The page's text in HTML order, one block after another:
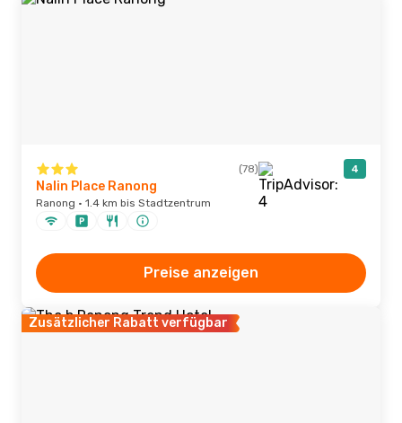
(78) 4
Nalin Place Ranong
Ranong · 1.4 km bis Stadtzentrum
Preise anzeigen
Zusätzlicher Rabatt verfügbar